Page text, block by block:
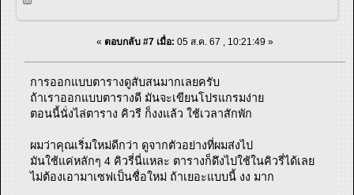
« ตอบกลับ #7 เมื่อ: 05 ส.ค. 67 , 10:21:49 »
การออกแบบตารางดูสับสนมากเลยครับ
ถ้าเราออกแบบตารางดี มันจะเขียนโปรแกรมง่าย
ตอนนี้นั่งไล่ตาราง คิวรี ก็งงแล้ว ใช้เวลาสักพัก
ผมว่าคุณเริ่มใหม่ดีกว่า ดูจากตัวอย่างที่ผมส่งไป
มันใช้แค่หลักๆ 4 คิวรี่นี่แหละ ตารางก็ดึงไปใช้ในคิวรี่ได้เลย
ไม่ต้องเอามาเซฟเป็นชื่อใหม่ ถ้าเยอะแบบนี้ งง มาก